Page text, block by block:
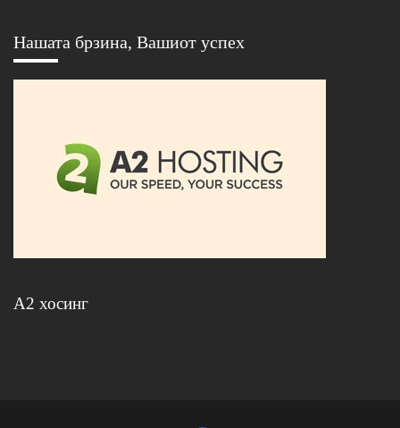
Нашата брзина, Вашиот успех
А2 хосинг